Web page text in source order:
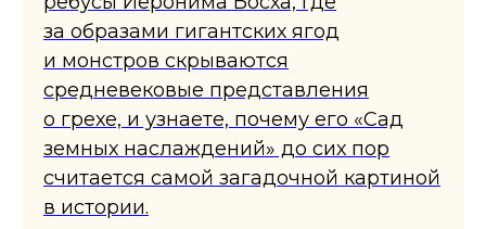
за образами гигантских ягод
и монстров скрываются
средневековые представления
о грехе, и узнаете, почему его «Сад
земных наслаждений» до сих пор
считается самой загадочной картиной
в истории.